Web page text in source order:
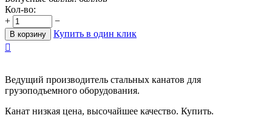
Кол-во:
+
−
В корзину
Купить в один клик

Ведущий производитель стальных канатов для
грузоподъемного оборудования.
Канат низкая цена, высочайшее качество. Купить.